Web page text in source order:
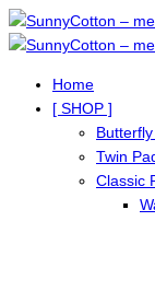
Home
[ SHOP ]
Twin
Classic